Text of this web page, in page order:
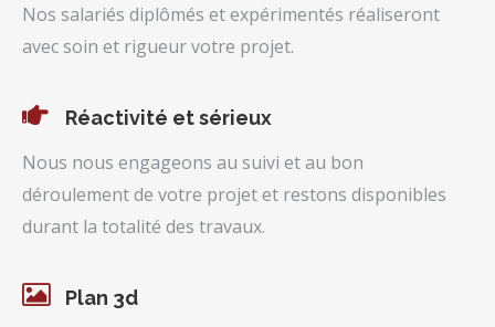
Nos salariés diplômés et expérimentés réaliseront
avec soin et rigueur votre projet.
Réactivité et sérieux
Nous nous engageons au suivi et au bon
déroulement de votre projet et restons disponibles
durant la totalité des travaux.
Plan 3d